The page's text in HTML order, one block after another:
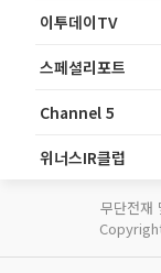
이투데이TV
스페셜리포트
Channel 5
위너스IR클럽
무단전재